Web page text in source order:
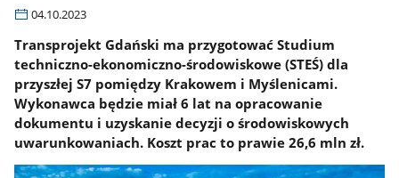
04.10.2023
Transprojekt Gdański ma przygotować Studium
techniczno-ekonomiczno-środowiskowe (STEŚ) dla
przyszłej S7 pomiędzy Krakowem i Myślenicami.
Wykonawca będzie miał 6 lat na opracowanie
dokumentu i uzyskanie decyzji o środowiskowych
uwarunkowaniach. Koszt prac to prawie 26,6 mln zł.